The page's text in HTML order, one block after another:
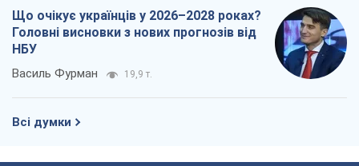
Що очікує українців у 2026–2028 роках?
Головні висновки з нових прогнозів від
НБУ
Василь Фурман 19,9 т.
Всі думки